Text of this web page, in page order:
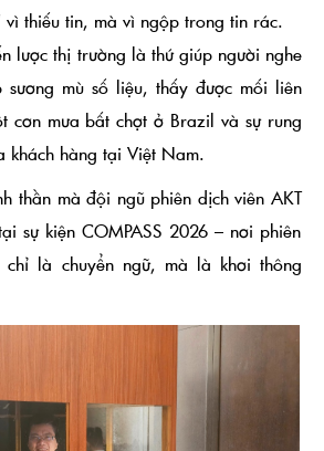
vì thiếu tin, mà vì ngộp trong tin rác.
lược thị trường là thứ giúp người nghe
sương mù số liệu, thấy được mối liên
cơn mưa bất chợt ở Brazil và sự rung
khách hàng tại Việt Nam.
thần màđội ngũ phiên dịch viên AKT
sự kiện COMPASS 2026 – nơi phiên
chỉ là chuyển ngữ, mà là khơi thông